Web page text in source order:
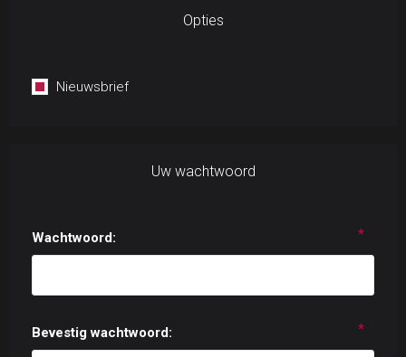
Opties
Nieuwsbrief
Uw wachtwoord
Wachtwoord: *
Bevestig wachtwoord: *